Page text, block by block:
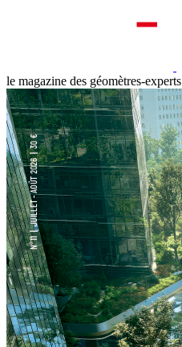
le magazine des géomètres-experts